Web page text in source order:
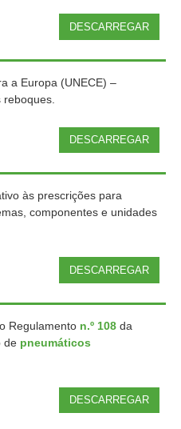
DESCARREGAR
a Europa (UNECE) –
reboques.
DESCARREGAR
às prescrições para
componentes e unidades
DESCARREGAR
Regulamento n.º 108 da
de pneumáticos
DESCARREGAR